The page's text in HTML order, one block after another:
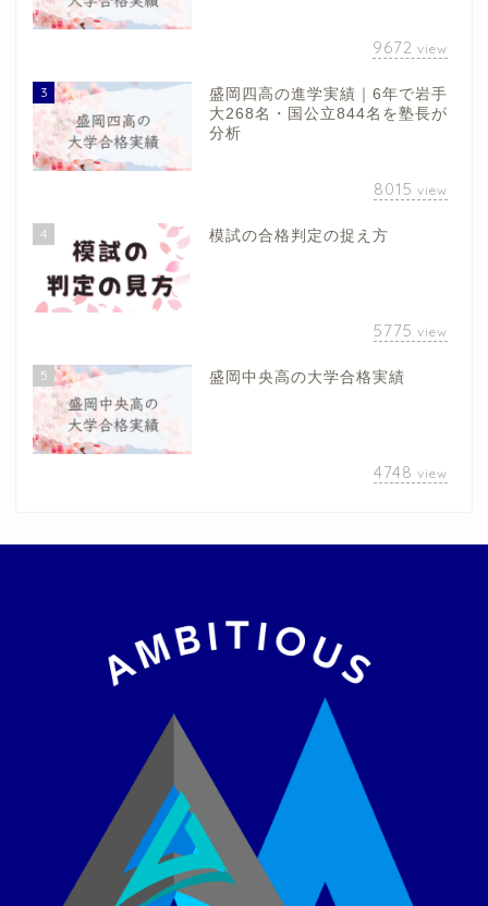
9672 view
3
盛岡四高の進学実績｜6年で岩手
大268名・国公立844名を塾長が
分析
8015 view
4 模試の合格判定の捉え方
5775 view
5 盛岡中央高の大学合格実績
4748 view